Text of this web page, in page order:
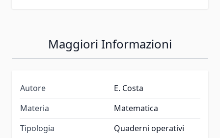
Maggiori Informazioni
Autore
E. Costa
Materia
Matematica
Tipologia
Quaderni operativi